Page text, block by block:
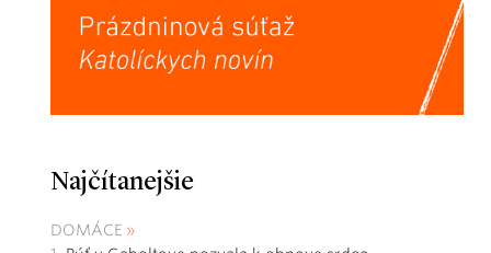
Najčítanejšie
DOMÁCE